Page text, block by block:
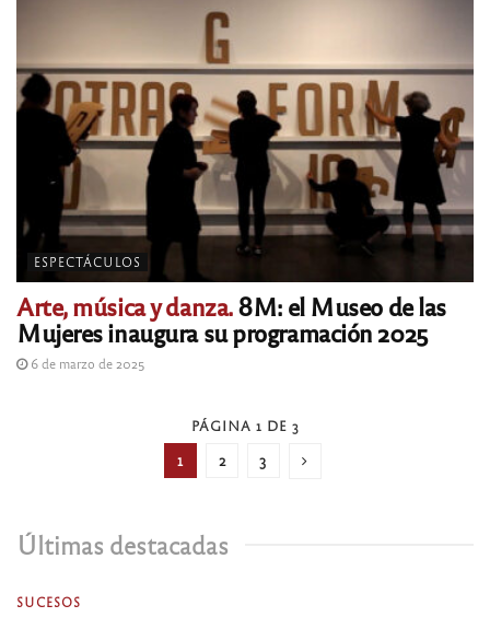
ESPECTÁCULOS
Arte, música y danza.8M: el Museo de las
Mujeres inaugura su programación 2025
6 de marzo de 2025
PÁGINA 1 DE 3
1 2 3
Últimas destacadas
SUCESOS